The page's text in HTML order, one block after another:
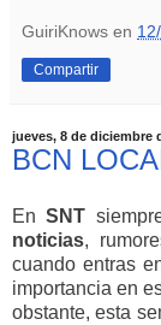
GuiriKnows en
Compartir
jueves, 8 de diciembre
BCN
EnSNT
noticias,
cuando entras
importancia en
obstante, esta